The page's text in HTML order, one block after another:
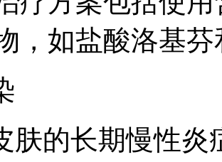
，如盐酸洛基
肤的长期慢性